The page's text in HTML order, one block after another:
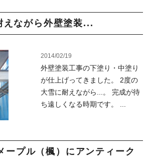
えながら外壁塗装...
2014/02/19
外壁塗装工事の下塗り・中塗り
が仕上げってきました。 2度の
大雪に耐えながら...。 完成が待
ち遠しくなる時期です。 ...
ープル（楓）にアンティーク